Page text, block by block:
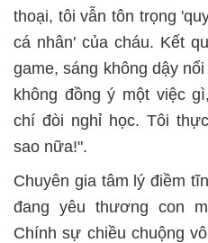
thoại, tôi vẫn tôn trọng
cá nhân' của cháu. Kết
game, sáng không dậy
không đồng ý một việc
chí đòi nghỉ học. Tôi
sao nữa!".
Chuyên gia tâm lý điềm
đang yêu thương con
Chính sự chiều chuộng